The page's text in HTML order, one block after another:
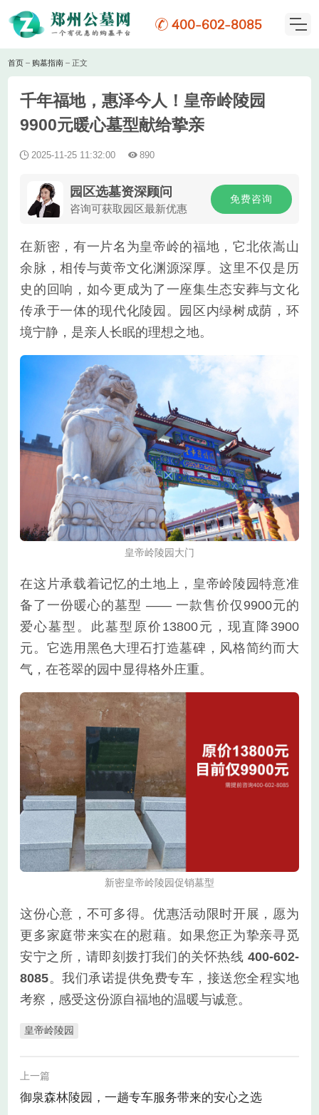
400-602-8085
首页 购墓指南 正文
千年福地，惠泽今人！皇帝岭陵园
9900元暖心墓型献给挚亲
2025-11-25 11:32:00 890
园区选墓资深顾问
咨询可获取园区最新优惠
免费咨询
在新密，有一片名为皇帝岭的福地，它北依嵩山
余脉，相传与黄帝文化渊源深厚。这里不仅是历
史的回响，如今更成为了一座集生态安葬与文化
传承于一体的现代化陵园。园区内绿树成荫，环
境宁静，是亲人长眠的理想之地。
皇帝岭陵园大门
在这片承载着记忆的土地上，皇帝岭陵园特意准
备了一份暖心的墓型 —— 一款售价仅9900元的
爱心墓型。此墓型原价13800元，现直降3900
元。它选用黑色大理石打造墓碑，风格简约而大
气，在苍翠的园中显得格外庄重。
新密皇帝岭陵园促销墓型
这份心意，不可多得。优惠活动限时开展，愿为
更多家庭带来实在的慰藉。如果您正为挚亲寻觅
安宁之所，请即刻拨打我们的关怀热线 400-602-
8085。我们承诺提供免费专车，接送您全程实地
考察，感受这份源自福地的温暖与诚意。
皇帝岭陵园
上一篇
御泉森林陵园，一趟专车服务带来的安心之选